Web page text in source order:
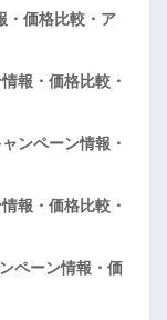
価格比較・ア
報・価格比較・
ンペーン情報・
報・価格比較・
ペーン情報・価